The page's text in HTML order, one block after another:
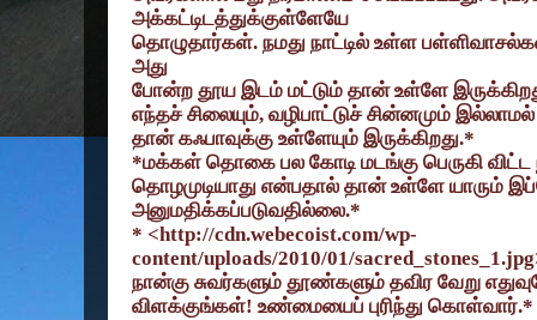
அக்கட்டிடத்துக்குள்ளேயே
தொழுதார்கள். நமது நாட்டில் உள்ள
அது
போன்ற தூய இடம் மட்டும் தான் உள்ளே
எந்தச் சிலையும், வழிபாட்டுச் சின்னமும்
தான் கஃபாவுக்கு உள்ளேயும் இருக்கிறது.*
*மக்கள் தொகை பல கோடி மடங்கு பெருகி
தொழமுடியாது என்பதால் தான் உள்ளே யாரும்
அனுமதிக்கப்படுவதில்லை.*
* <http://cdn.webecoist.com/wp-
content/uploads/2010/01/sacred_stones_1.jpg
நான்கு சுவர்களும் தூண்களும் தவிர வேறு
விளக்குங்கள்! உண்மையைப் புரிந்து கொள்வார்.*